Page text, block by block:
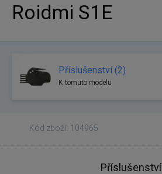
Roidmi S1E
Příslušenství (2)
K tomuto modelu
Kód zboží: 104965
Příslušenství